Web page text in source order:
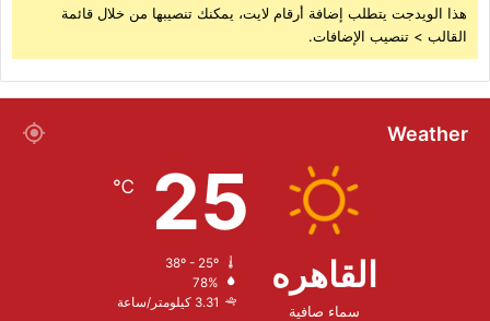
هذا الويدجت يتطلب إضافة أرقام لايت، يمكنك تنصيبها من خلال قائمة
القالب > تنصيب الإضافات.
Weather
القاهره
سماء صافية
25
℃
78%
3.31 كيلومتر/ساعة